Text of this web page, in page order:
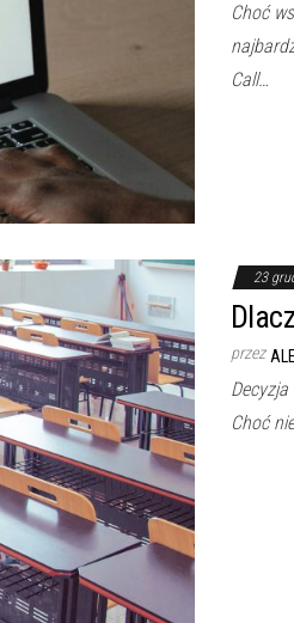
Choć
Call…
23
przez
Choć